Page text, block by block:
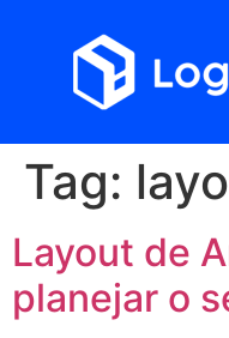
Tag:
Layout de
planejar o